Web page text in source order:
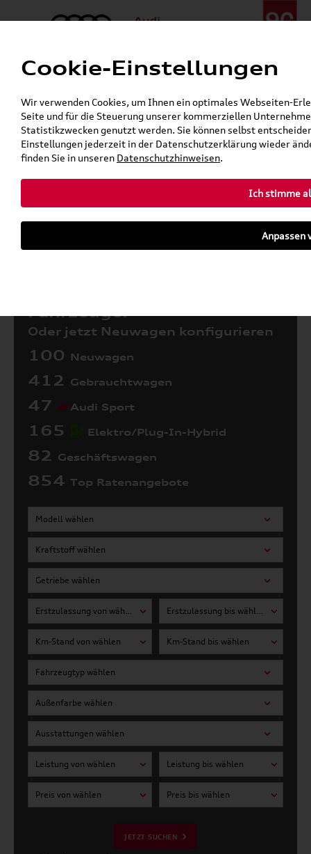
Menü
24h-Pannenhilfe:+49 (0)171 / 870 72 87
Öffnet in 7 Stunden, 56 Minuten
Verkauf:Mo. - Fr. 08:00 - 19:00 Uhr Sa. 09:00 - 13:00 Uhr
Service:Mo. - Fr. 06:00 - 20:00 Uhr Sa. 08:00 - 13:00 Uhr
Zurück zur Startseite
Fahrzeuge:
Oder jetzt Neuwagen konfigurieren
100 Neuwagen
412 Gebrauchtwagen
47 Audi Sport
165 Elektro/Plug-In-Hybrid
82 Geschäftswagen
854 Top Ratenangebote
Modell wählen
Kraftstoff wählen
Getriebe wählen
Erstzulassung von wählen Erstzulassung bis wählen
Km-Stand von wählen Km-Stand bis wählen
Fahrzeugtyp wählen
Außenfarbe wählen
Ausstattungen wählen
Leistung von wählen Leistung bis wählen
Preis von wählen Preis bis wählen
JETZT SUCHEN
Cookie-Einstellungen
Wir verwenden Cookies, um Ihnen ein optimales Webseiten-
Seite und für die Steuerung unserer kommerziellen
Statistikzwecken genutzt werden. Sie können selbst
Einstellungen jederzeit in der Datenschutzerklärung wieder
finden Sie in unseren Datenschutzhinweisen.
Ich stimme
Anpassen